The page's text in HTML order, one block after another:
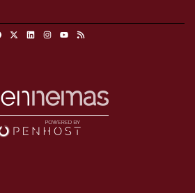
FacebookLinkedinInstagram